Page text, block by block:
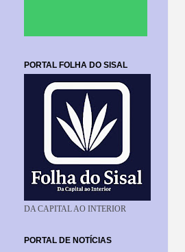
PORTAL FOLHA DO SISAL
DA CAPITAL AO INTERIOR
PORTAL DE NOTÍCIAS